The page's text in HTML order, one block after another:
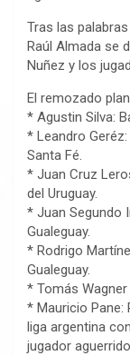
Tras las
Raúl Almada se
Nuñez y los
El remozado
* Agustin Silva:
* Leandro
Santa Fé.
* Juan Cruz
del Uruguay.
* Juan Segundo
Gualeguay.
* Rodrigo
Gualeguay.
* Tomás
* Mauricio Pane:
liga argentina
jugador